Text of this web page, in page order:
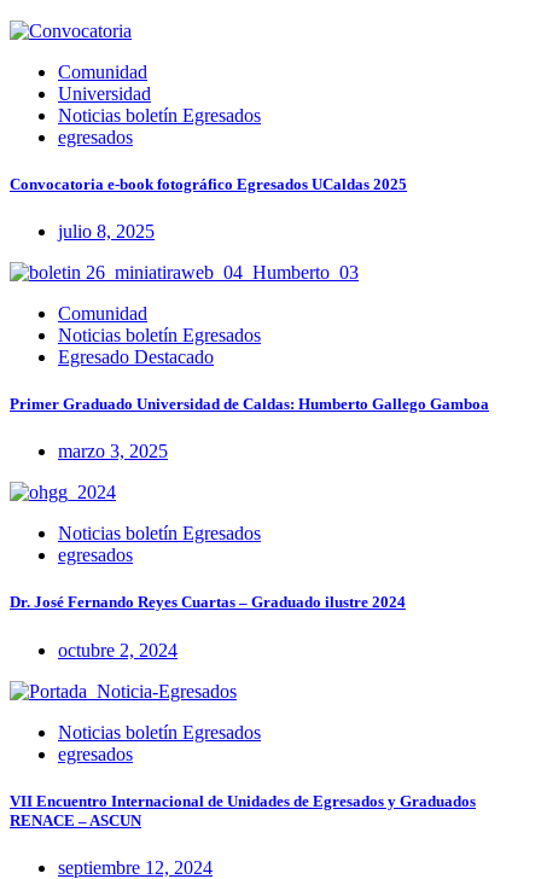
Comunidad
Universidad
Noticias boletín Egresados
egresados
Convocatoria e-book fotográfico Egresados UCaldas 2025
julio 8, 2025
Comunidad
Noticias boletín Egresados
Egresado Destacado
Primer Graduado Universidad de Caldas: Humberto Gallego Gamboa
marzo 3, 2025
Noticias boletín Egresados
egresados
Dr. José Fernando Reyes Cuartas – Graduado ilustre 2024
octubre 2, 2024
Noticias boletín Egresados
egresados
VII Encuentro Internacional de Unidades de Egresados y Graduados
RENACE – ASCUN
septiembre 12, 2024